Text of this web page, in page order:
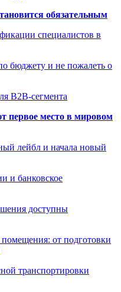
обязательным
специалистов в
бюджету и не пожалеть о
B2B-сегмента
первое место в мировом
лейбл и начала новый
и банковское
доступны
от подготовки
транспортировки